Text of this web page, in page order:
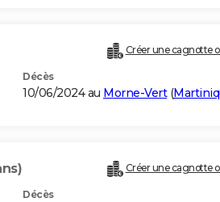
Créer une cagnotte
Décès
10/06/2024 au Morne-Vert(
Créer une cagnotte
Décès